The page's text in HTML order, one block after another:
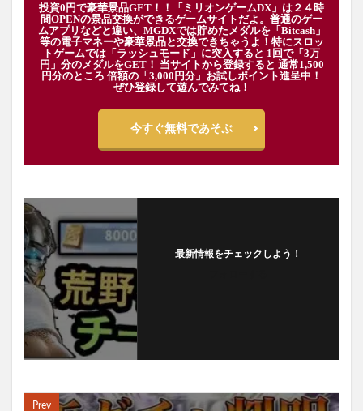
投資0円で豪華景品GET！！「ミリオンゲームDX」は２４時
間OPENの景品交換ができるゲームサイトだよ。普通のゲー
ムアプリなどと違い、MGDXでは貯めたメダルを「Bitcash」
等の電子マネーや豪華景品と交換できちゃうよ！特にスロッ
トゲームでは「ラッシュモード」に突入すると 1回で「3万
円」分のメダルをGET！ 当サイトから登録すると 通常1,500
円分のところ 倍額の「3,000円分」お試しポイント進呈中！
ぜひ登録して遊んでみてね！
今すぐ無料であそぶ
最新情報をチェックしよう！
Prev